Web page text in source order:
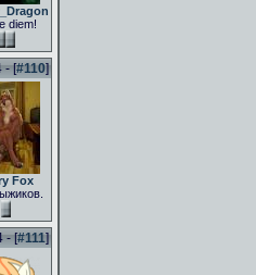
diem!
- [#110]
Fox
- [#111]